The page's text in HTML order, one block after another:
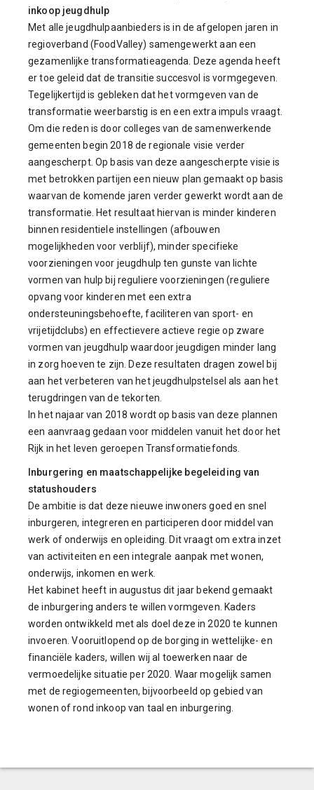
inkoop jeugdhulp
Met alle jeugdhulpaanbieders is in de afgelopen jaren in
regioverband (FoodValley) samengewerkt aan een
gezamenlijke transformatieagenda. Deze agenda heeft
er toe geleid dat de transitie succesvol is vormgegeven.
Tegelijkertijd is gebleken dat het vormgeven van de
transformatie weerbarstig is en een extra impuls vraagt.
Om die reden is door colleges van de samenwerkende
gemeenten begin 2018 de regionale visie verder
aangescherpt. Op basis van deze aangescherpte visie is
met betrokken partijen een nieuw plan gemaakt op basis
waarvan de komende jaren verder gewerkt wordt aan de
transformatie. Het resultaat hiervan is minder kinderen
binnen residentiele instellingen (afbouwen
mogelijkheden voor verblijf), minder specifieke
voorzieningen voor jeugdhulp ten gunste van lichte
vormen van hulp bij reguliere voorzieningen (reguliere
opvang voor kinderen met een extra
ondersteuningsbehoefte, faciliteren van sport- en
vrijetijdclubs) en effectievere actieve regie op zware
vormen van jeugdhulp waardoor jeugdigen minder lang
in zorg hoeven te zijn. Deze resultaten dragen zowel bij
aan het verbeteren van het jeugdhulpstelsel als aan het
terugdringen van de tekorten.
In het najaar van 2018 wordt op basis van deze plannen
een aanvraag gedaan voor middelen vanuit het door het
Rijk in het leven geroepen Transformatiefonds.
Inburgering en maatschappelijke begeleiding van
statushouders
De ambitie is dat deze nieuwe inwoners goed en snel
inburgeren, integreren en participeren door middel van
werk of onderwijs en opleiding. Dit vraagt om extra inzet
van activiteiten en een integrale aanpak met wonen,
onderwijs, inkomen en werk.
Het kabinet heeft in augustus dit jaar bekend gemaakt
de inburgering anders te willen vormgeven. Kaders
worden ontwikkeld met als doel deze in 2020 te kunnen
invoeren. Vooruitlopend op de borging in wettelijke- en
financiële kaders, willen wij al toewerken naar de
vermoedelijke situatie per 2020. Waar mogelijk samen
met de regiogemeenten, bijvoorbeeld op gebied van
wonen of rond inkoop van taal en inburgering.